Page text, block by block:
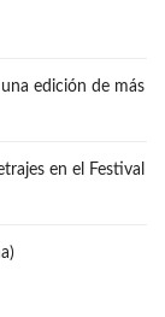
edición de más
en el Festival